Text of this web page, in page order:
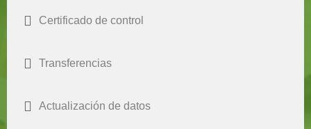
Certificado de control
Transferencias
Actualización de datos